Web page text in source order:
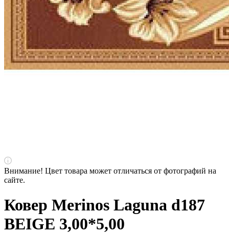
Внимание! Цвет товара может отличаться от фотографий на
сайте.
Ковер Merinos Laguna d187
BEIGE 3,00*5,00